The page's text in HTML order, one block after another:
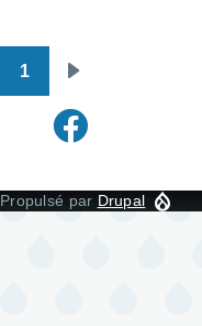
Pagination
1
suivante
Propulsé par Drupal